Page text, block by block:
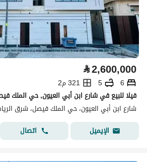
⃁2,600,000
6
5
321 م2
فيلا للبيع في شارع ابن أبي العيون, حي الملك
شارع ابن أبي العيون، حي الملك فيصل، شرق
الإيميل
اتصال